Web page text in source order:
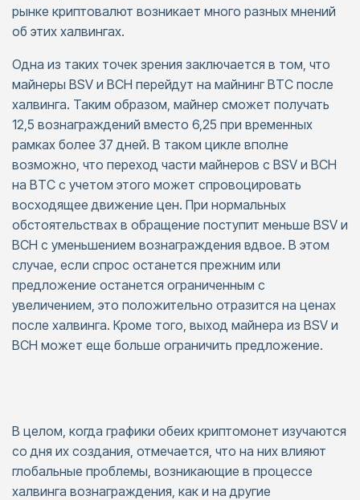
рынке криптовалют возникает много разных мнений
об этих халвингах.
Одна из таких точек зрения заключается в том, что
майнеры BSV и BCH перейдут на майнинг BTC после
халвинга. Таким образом, майнер сможет получать
12,5 вознаграждений вместо 6,25 при временных
рамках более 37 дней. В таком цикле вполне
возможно, что переход части майнеров с BSV и BCH
на BTC с учетом этого может спровоцировать
восходящее движение цен. При нормальных
обстоятельствах в обращение поступит меньше BSV и
BCH с уменьшением вознаграждения вдвое. В этом
случае, если спрос останется прежним или
предложение останется ограниченным с
увеличением, это положительно отразится на ценах
после халвинга. Кроме того, выход майнера из BSV и
BCH может еще больше ограничить предложение.
В целом, когда графики обеих криптомонет изучаются
со дня их создания, отмечается, что на них влияют
глобальные проблемы, возникающие в процессе
халвинга вознаграждения, как и на другие